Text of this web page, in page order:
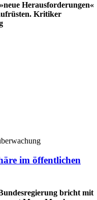
Herausforderungen«
Kritiker
im öffentlichen
bricht mit